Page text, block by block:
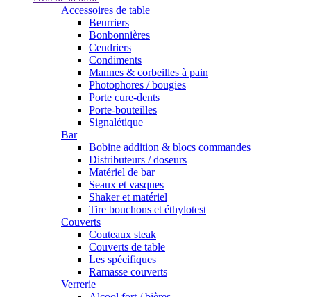
Accessoires de table
Beurriers
Bonbonnières
Cendriers
Condiments
Mannes & corbeilles à pain
Photophores / bougies
Porte cure-dents
Porte-bouteilles
Signalétique
Bar
Bobine addition & blocs commandes
Distributeurs / doseurs
Matériel de bar
Seaux et vasques
Shaker et matériel
Tire bouchons et éthylotest
Couverts
Couteaux steak
Couverts de table
Les spécifiques
Ramasse couverts
Verrerie